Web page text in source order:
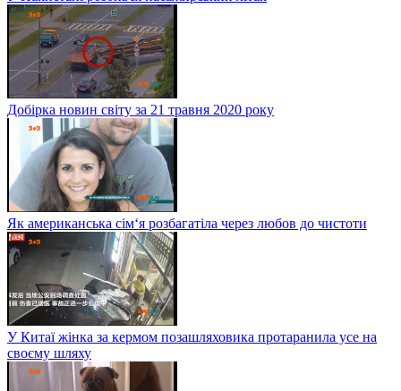
Добірка новин світу за 21 травня 2020 року
Як американська сім‘я розбагатіла через любов до чистоти
У Китаї жінка за кермом позашляховика протаранила усе на
своєму шляху